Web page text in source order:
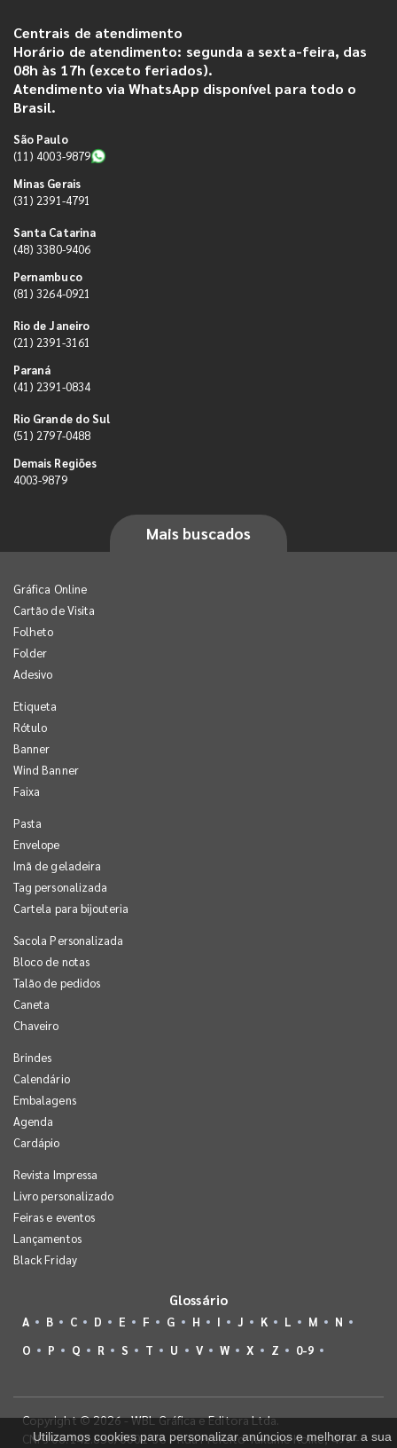
Centrais de atendimento
Horário de atendimento: segunda a sexta-feira, das
08h às 17h (exceto feriados).
Atendimento via WhatsApp disponível para todo o
Brasil.
São Paulo
(11) 4003-9879
Minas Gerais
(31) 2391-4791
Santa Catarina
(48) 3380-9406
Pernambuco
(81) 3264-0921
Rio de Janeiro
(21) 2391-3161
Paraná
(41) 2391-0834
Rio Grande do Sul
(51) 2797-0488
Demais Regiões
4003-9879
Mais buscados
Gráfica Online
Cartão de Visita
Folheto
Folder
Adesivo
Etiqueta
Rótulo
Banner
Wind Banner
Faixa
Pasta
Envelope
Imã de geladeira
Tag personalizada
Cartela para bijouteria
Sacola Personalizada
Bloco de notas
Talão de pedidos
Caneta
Chaveiro
Brindes
Calendário
Embalagens
Agenda
Cardápio
Revista Impressa
Livro personalizado
Feiras e eventos
Lançamentos
Black Friday
Glossário
A B C D E F G H I J K L M
N
O
P Q R S T U V W X Z 0-9
Copyright © 2026 - WBL Gráfica e Editora Ltda.
CNPJ 08.142.850/0001-36 - Rua Prefeito Takume Koike, 499 -
Utilizamos cookies para personalizar anúncios e melhorar a sua